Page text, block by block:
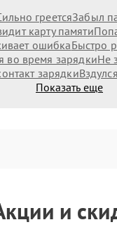
греетсяЗабыл
карту памяти
ошибкаБыстро
во время зарядкиНе
зарядки
Показать еще
и